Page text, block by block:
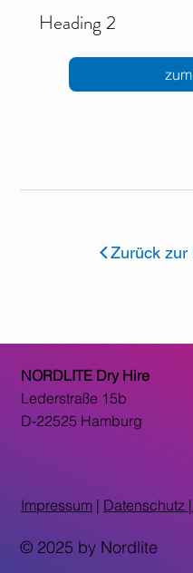
Heading 2
Zurück zur
NORDLITE Dry Hire
Lederstraße 15b
D-22525 Hamburg
© 2025 by Nordlite
Impressum| Datenschutz |